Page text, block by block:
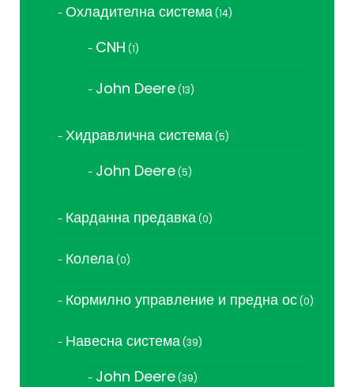
Охладителна система 1414
CNH 11
John Deere 1313
Хидравлична система 55
John Deere 55
Карданна предавка 00
Колела 00
Кормилно управление и предна ос 00
Навесна система 3939
John Deere 3939